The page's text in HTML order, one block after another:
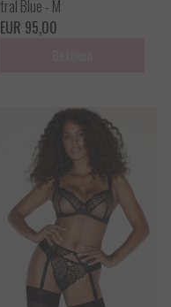
tral Blue - M
EUR 95,00